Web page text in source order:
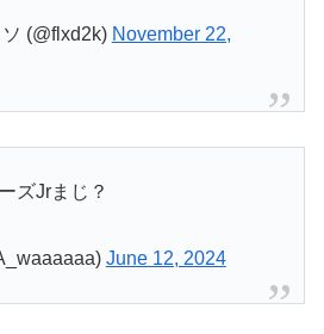
(@flxd2k) November 22,
ズJrまじ？
June 12, 2024